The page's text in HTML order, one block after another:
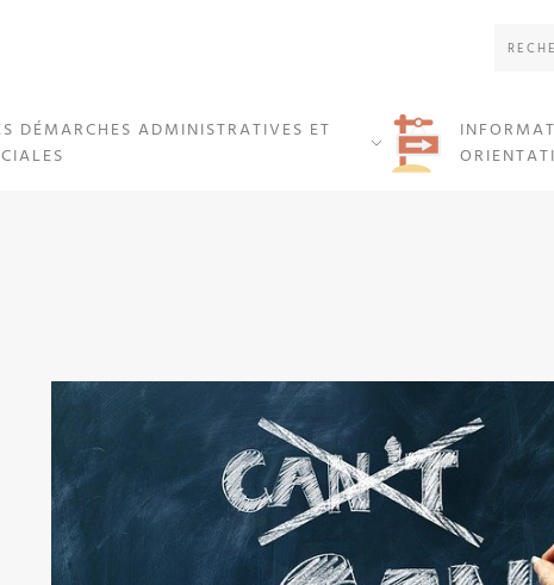
DÉMARCHES ADMINISTRATIVES ET